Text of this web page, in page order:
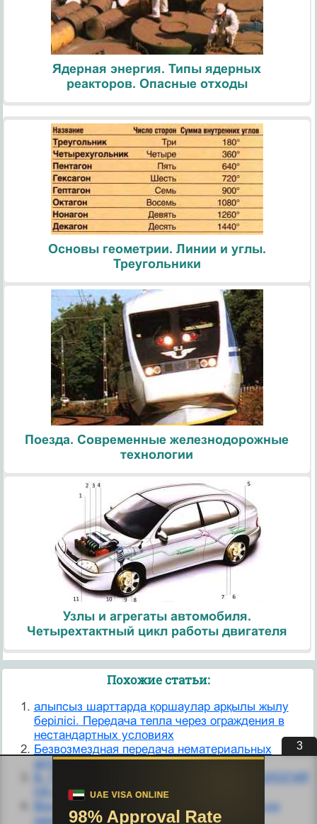
Ядерная энергия. Типы ядерных
реакторов. Опасные отходы
Основы геометрии. Линии и углы.
Треугольники
Поезда. Современные железнодорожные
технологии
Узлы и агрегаты автомобиля.
Четырехтактный цикл работы двигателя
Похожие статьи:
алыпсыз шарттарда қоршаулар арқылы жылу
берілісі. Передача тепла через ограждения в
нестандартных условиях
Безвозмездная передача нематериальных
активов
НА КОММЕРЧЕСКОЙ ОСНОВЕ
Воспроизведение единиц ФВ и передача их
размеров.
3